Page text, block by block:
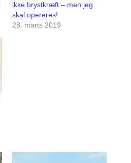
ikke brystkræft – men jeg
skal opereres!
28. marts 2019